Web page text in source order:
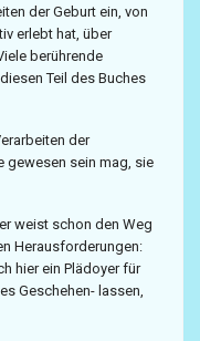
der Geburt ein, von
erlebt hat, über
berührende
Teil des Buches
der
gewesen sein mag, sie
weist schon den Weg
Herausforderungen:
hier ein Plädoyer für
Geschehen- lassen,